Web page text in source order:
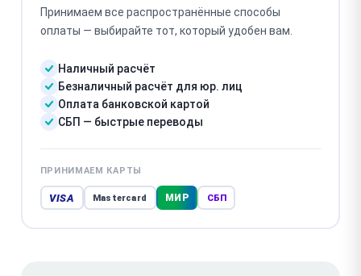
Принимаем все распространённые способы
оплаты — выбирайте тот, который удобен вам.
Наличный расчёт
Безналичный расчёт для юр. лиц
Оплата банковской картой
СБП — быстрые переводы
ПРИНИМАЕМ КАРТЫ
VISA Mastercard МИР СБП